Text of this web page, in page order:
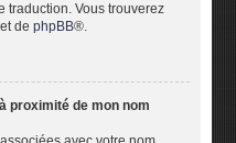
traduction. Vous trouverez
dephpBB®.
proximité de mon nom